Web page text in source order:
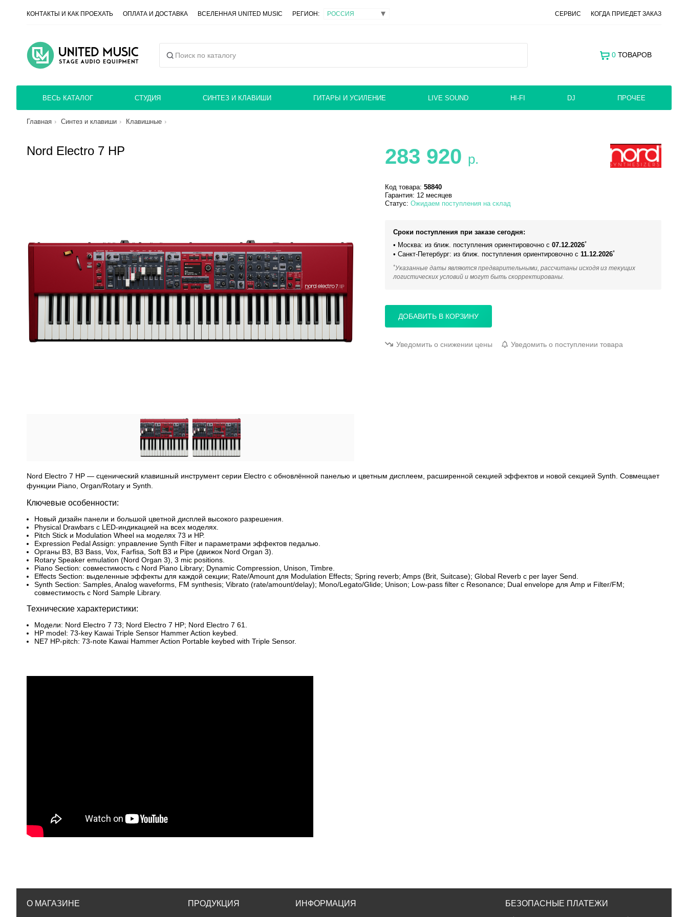
КОНТАКТЫ И КАК ПРОЕХАТЬ ОПЛАТА И ДОСТАВКА ВСЕЛЕННАЯ UNITED MUSIC РЕГИОН: СЕРВИС КОГДА ПРИЕДЕТ ЗАКАЗ
0 ТОВАРОВ
ВЕСЬ КАТАЛОГ СТУДИЯ СИНТЕЗ И КЛАВИШИ ГИТАРЫ И УСИЛЕНИЕ LIVE SOUND HI-FI DJ ПРОЧЕЕ
Главная Синтез и клавиши Клавишные
Nord Electro 7 HP 283 920 р.
Код товара: 58840
Гарантия: 12 месяцев
Статус: Ожидаем поступления на склад
Сроки поступления при заказе сегодня:
• Москва: из ближ. поступления ориентировочно с 07.12.2026*
• Санкт-Петербург: из ближ. поступления ориентировочно с 11.12.2026*
*Указанные даты являются предварительными, рассчитаны исходя из текущих
логистических условий и могут быть скорректированы.
ДОБАВИТЬ В КОРЗИНУ
Уведомить о снижении цены Уведомить о поступлении товара
Nord Electro 7 HP — сценический клавишный инструмент серии Electro с обновлённой панелью и цветным дисплеем, расширенной секцией эффектов и новой секцией Synth. Совмещает
функции Piano, Organ/Rotary и Synth.
Ключевые особенности:
Новый дизайн панели и большой цветной дисплей высокого разрешения.
Physical Drawbars с LED-индикацией на всех моделях.
Pitch Stick и Modulation Wheel на моделях 73 и HP.
Expression Pedal Assign: управление Synth Filter и параметрами эффектов педалью.
Органы B3, B3 Bass, Vox, Farfisa, Soft B3 и Pipe (движок Nord Organ 3).
Rotary Speaker emulation (Nord Organ 3), 3 mic positions.
Piano Section: совместимость с Nord Piano Library; Dynamic Compression, Unison, Timbre.
Effects Section: выделенные эффекты для каждой секции; Rate/Amount для Modulation Effects; Spring reverb; Amps (Brit, Suitcase); Global Reverb с per layer Send.
Synth Section: Samples, Analog waveforms, FM synthesis; Vibrato (rate/amount/delay); Mono/Legato/Glide; Unison; Low-pass filter с Resonance; Dual envelope для Amp и Filter/FM;
совместимость с Nord Sample Library.
Технические характеристики:
Модели: Nord Electro 7 73; Nord Electro 7 HP; Nord Electro 7 61.
HP model: 73-key Kawai Triple Sensor Hammer Action keybed.
NE7 HP-pitch: 73-note Kawai Hammer Action Portable keybed with Triple Sensor.
О МАГАЗИНЕ ПРОДУКЦИЯ ИНФОРМАЦИЯ БЕЗОПАСНЫЕ ПЛАТЕЖИ